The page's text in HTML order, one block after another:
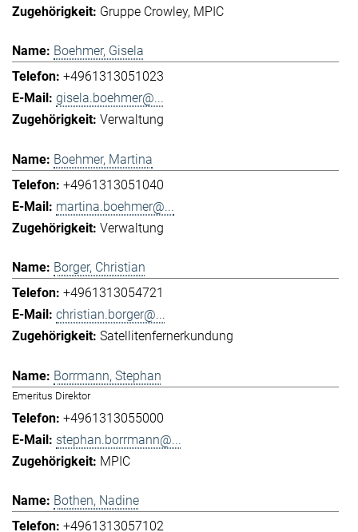
Gruppe Crowley MPIC
Boehmer, Gisela
+4961313051023
gisela.boehmer@...
Verwaltung
Boehmer, Martina
+4961313051040
martina.boehmer@...
Verwaltung
Borger, Christian
+4961313054721
christian.borger@...
Satellitenfernerkundung
Borrmann, Stephan
Emeritus Direktor
+4961313055000
stephan.borrmann@...
MPIC
Bothen, Nadine
+4961313057102